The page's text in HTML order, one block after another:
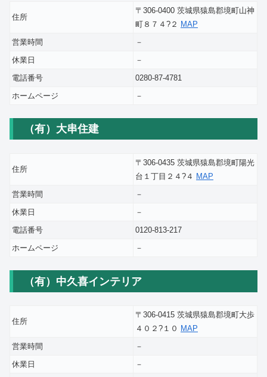
住所
〒306-0400 茨城県猿島郡境町山神
町８７４?２ MAP
営業時間
－
休業日
－
電話番号
0280-87-4781
ホームページ
－
（有）大串住建
住所
〒306-0435 茨城県猿島郡境町陽光
台１丁目２４?４ MAP
営業時間
－
休業日
－
電話番号
0120-813-217
ホームページ
－
（有）中久喜インテリア
住所
〒306-0415 茨城県猿島郡境町大歩
４０２?１０ MAP
営業時間
－
休業日
－